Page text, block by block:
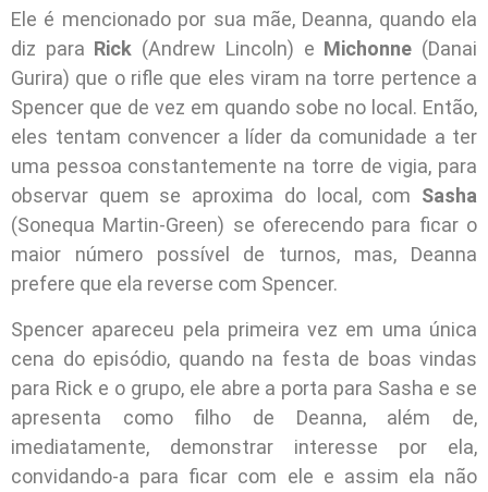
Ele é mencionado por sua mãe, Deanna, quando ela
diz para Rick (Andrew Lincoln) e Michonne (Danai
Gurira) que o rifle que eles viram na torre pertence a
Spencer que de vez em quando sobe no local. Então,
eles tentam convencer a líder da comunidade a ter
uma pessoa constantemente na torre de vigia, para
observar quem se aproxima do local, com Sasha
(Sonequa Martin-Green) se oferecendo para ficar o
maior número possível de turnos, mas, Deanna
prefere que ela reverse com Spencer.
Spencer apareceu pela primeira vez em uma única
cena do episódio, quando na festa de boas vindas
para Rick e o grupo, ele abre a porta para Sasha e se
apresenta como filho de Deanna, além de,
imediatamente, demonstrar interesse por ela,
convidando-a para ficar com ele e assim ela não